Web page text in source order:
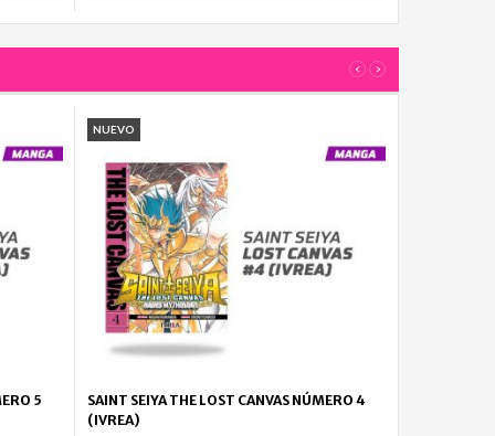
‹ ›
5
NUEVO
SAINT SEIYA THE LOST CANVAS NÚMERO 4
(IVREA)